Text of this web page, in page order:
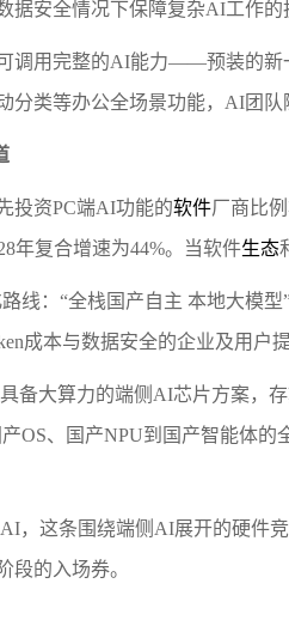
据安全情况下保障复杂AI工作的
调用完整的AI能力——预装的
分类等办公全场景功能，AI团队
投资PC端AI功能的软件厂商比
年复合增速为44%。当软件生态
线：“全栈国产自主 本地大模
成本与数据安全的企业及用户
备大算力的端侧AI芯片方案，
OS、国产NPU到国产智能体
，这条围绕端侧AI展开的硬件
段的入场券。